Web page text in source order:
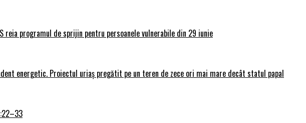
reia programul de sprijin pentru persoanele vulnerabile din 29 iunie
energetic. Proiectul uriaș pregătit pe un teren de zece ori mai mare decât statul papal